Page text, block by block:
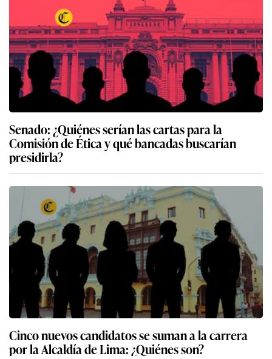
Senado: ¿Quiénes serían las cartas para la
Comisión de Ética y qué bancadas buscarían
presidirla?
Cinco nuevos candidatos se suman a la carrera
por la Alcaldía de Lima: ¿Quiénes son?